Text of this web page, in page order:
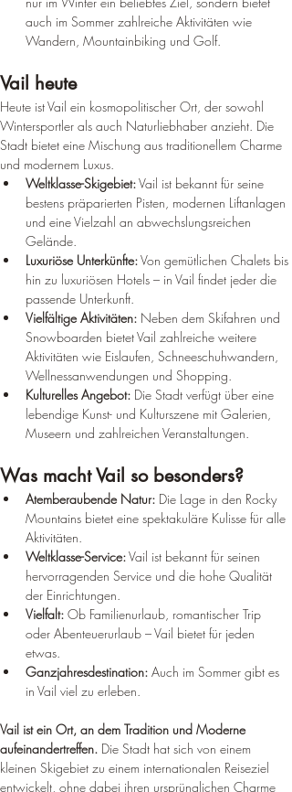
auch im Sommer zahlreiche Aktivitäten wie
Wandern, Mountainbiking und Golf.
Vail heute
Heute ist Vail ein kosmopolitischer Ort, der sowohl
Wintersportler als auch Naturliebhaber anzieht. Die
Stadt bietet eine Mischung aus traditionellem Charme
und modernem Luxus.
Weltklasse-Skigebiet: Vail ist bekannt für seine
bestens präparierten Pisten, modernen Liftanlagen
und eine Vielzahl an abwechslungsreichen
Gelände.
Luxuriöse Unterkünfte: Von gemütlichen Chalets bis
hin zu luxuriösen Hotels – in Vail findet jeder die
passende Unterkunft.
Vielfältige Aktivitäten: Neben dem Skifahren und
Snowboarden bietet Vail zahlreiche weitere
Aktivitäten wie Eislaufen, Schneeschuhwandern,
Wellnessanwendungen und Shopping.
Kulturelles Angebot: Die Stadt verfügt über eine
lebendige Kunst- und Kulturszene mit Galerien,
Museern und zahlreichen Veranstaltungen.
Was macht Vail so besonders?
Atemberaubende Natur: Die Lage in den Rocky
Mountains bietet eine spektakuläre Kulisse für alle
Aktivitäten.
Weltklasse-Service: Vail ist bekannt für seinen
hervorragenden Service und die hohe Qualität
der Einrichtungen.
Vielfalt: Ob Familienurlaub, romantischer Trip
oder Abenteuerurlaub – Vail bietet für jeden
etwas.
Ganzjahresdestination: Auch im Sommer gibt es
in Vail viel zu erleben.
Vail ist ein Ort, an dem Tradition und Moderne
aufeinandertreffen. Die Stadt hat sich von einem
kleinen Skigebiet zu einem internationalen Reiseziel
entwickelt, ohne dabei ihren ursprünglichen Charme